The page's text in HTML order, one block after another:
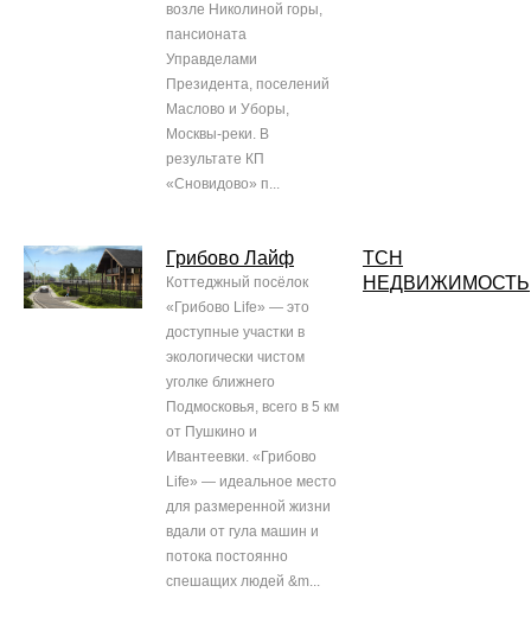
возле Николиной горы,
пансионата
Управделами
Президента, поселений
Маслово и Уборы,
Москвы-реки. В
результате КП
«Сновидово» п...
Грибово Лайф
Коттеджный посёлок
«Грибово Life» — это
доступные участки в
экологически чистом
уголке ближнего
Подмосковья, всего в 5 км
от Пушкино и
Ивантеевки. «Грибово
Life» — идеальное место
для размеренной жизни
вдали от гула машин и
потока постоянно
спешащих людей &m...
ТСН
НЕДВИЖИМОСТЬ